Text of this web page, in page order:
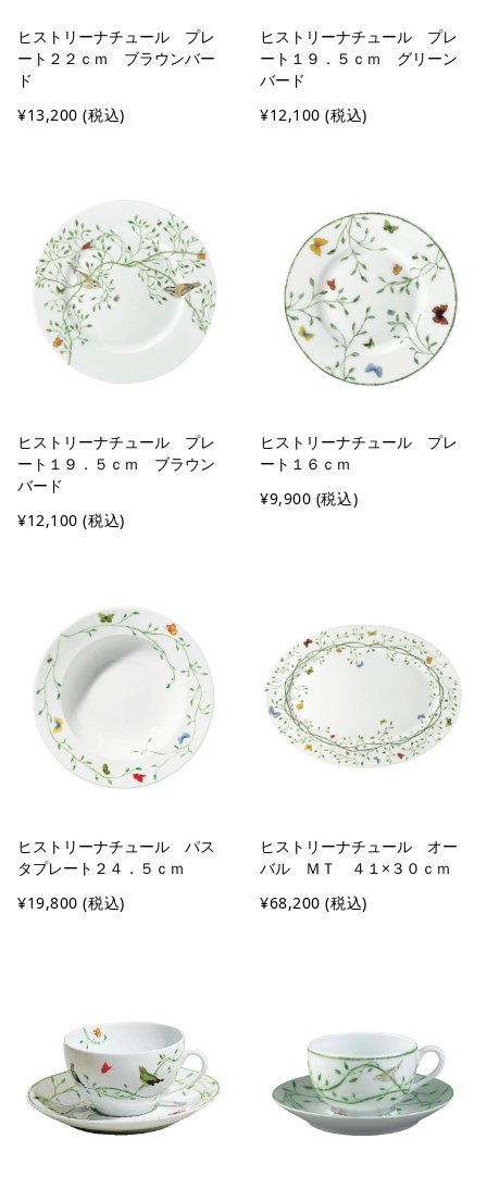
ヒストリーナチュール プレ
ート２２ｃｍ ブラウンバー
ド
¥13,200 (税込)
ヒストリーナチュール プレ
ート１９．５ｃｍ グリーン
バード
¥12,100 (税込)
ヒストリーナチュール プレ
ート１９．５ｃｍ ブラウン
バード
¥12,100 (税込)
ヒストリーナチュール プレ
ート１６ｃｍ
¥9,900 (税込)
ヒストリーナチュール パス
タプレート２４．５ｃｍ
¥19,800 (税込)
ヒストリーナチュール オー
バル ＭＴ ４１×３０ｃｍ
¥68,200 (税込)